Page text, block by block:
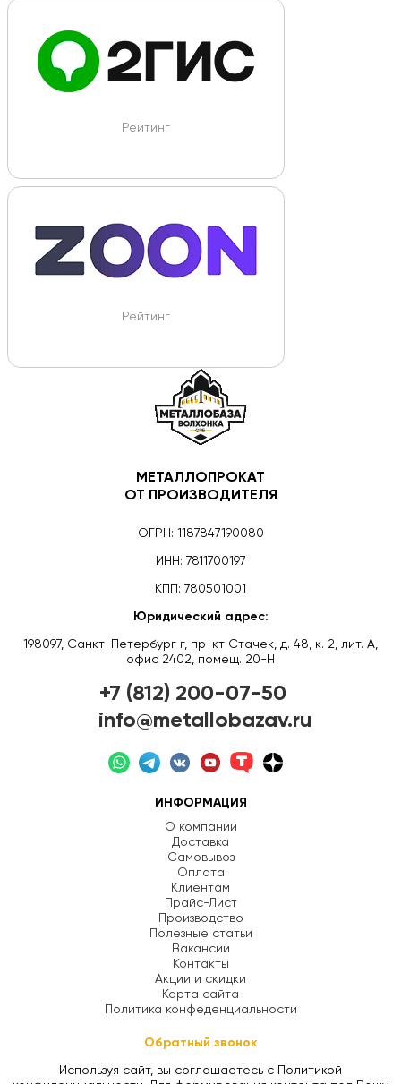
Рейтинг
Рейтинг
МЕТАЛЛОПРОКАТ
ОТ ПРОИЗВОДИТЕЛЯ
ОГРН: 1187847190080
ИНН: 7811700197
КПП: 780501001
Юридический адрес:
198097, Санкт-Петербург г, пр-кт Стачек, д. 48, к. 2, лит. А,
офис 2402, помещ. 20-Н
+7 (812) 200-07-50
info@metallobazav.ru
ИНФОРМАЦИЯ
О компании
Доставка
Самовывоз
Оплата
Клиентам
Прайс-Лист
Производство
Полезные статьи
Вакансии
Контакты
Акции и скидки
Карта сайта
Политика конфеденциальности
Обратный звонок
Используя сайт, вы соглашаетесь с Политикой